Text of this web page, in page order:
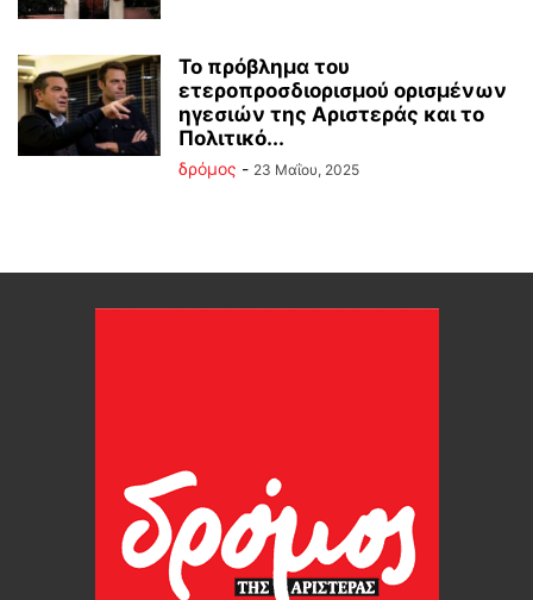
Το πρόβλημα του
ετεροπροσδιορισμού ορισμένων
ηγεσιών της Αριστεράς και το
Πολιτικό...
δρόμος - 23 Μαΐου, 2025